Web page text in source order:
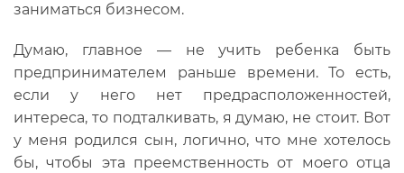
заниматься бизнесом.
Думаю, главное — не учить ребенка быть
предпринимателем раньше времени. То есть,
если у него нет предрасположенностей,
интереса, то подталкивать, я думаю, не стоит. Вот
у меня родился сын, логично, что мне хотелось
бы, чтобы эта преемственность от моего отца